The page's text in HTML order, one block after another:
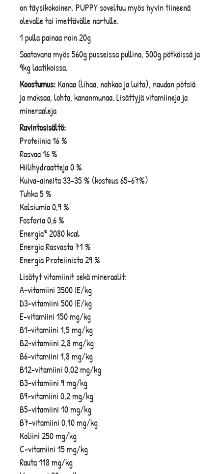
on täysikokoinen. PUPPY soveltuu myös hyvin tiineenä
olevalle tai imettävälle nartulle.
1 pulla painaa noin 20g
Saatavana myös 560g pusseissa pullina, 500g pötköissä ja
9kg laatikoissa.
Koostumus:Kanaa (lihaa, nahkaa ja luita), naudan pötsiä
ja maksaa, lohta, kananmunaa. Lisättyjä vitamiineja ja
mineraaleja
Ravintosisältö:
Proteiinia 16 %
Rasvaa 16 %
Hiilihydraatteja 0 %
Kuiva-aineita 33-35 % (kosteus 65-67%)
Tuhka 5 %
Kalsiumia 0,9 %
Fosforia 0,6 %
Energia* 2080 kcal
Energia Rasvasta 71 %
Energia Proteiinista 29 %
Lisätyt vitamiinit sekä mineraalit:
A-vitamiini 3500 IE/kg
D3-vitamiini 500 IE/kg
E-vitamiini 150 mg/kg
B1-vitamiini 1,5 mg/kg
B2-vitamiini 2,8 mg/kg
B6-vitamiini 1,8 mg/kg
B12-vitamiini 0,02 mg/kg
B3-vitamiini 9 mg/kg
B9-vitamiini 0,2 mg/kg
B5-vitamiini 10 mg/kg
B7-vitamiini 0,10 mg/kg
Koliini 250 mg/kg
C-vitamiini 15 mg/kg
Rauta 118 mg/kg